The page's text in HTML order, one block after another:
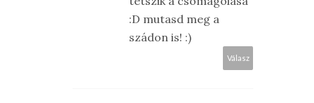
:D mutasd meg a
szádon is! :)
Válasz